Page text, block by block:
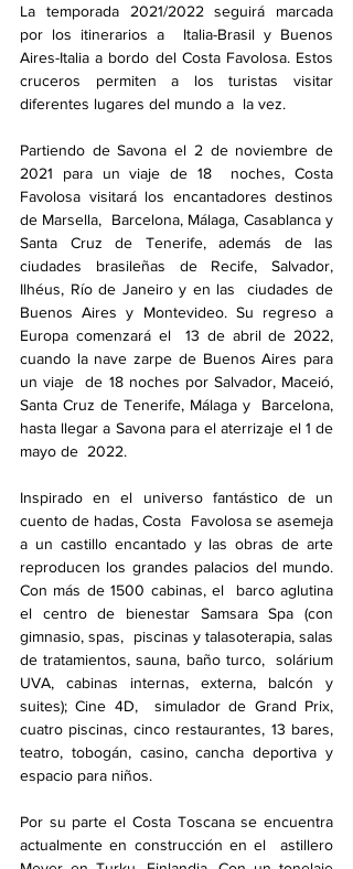
La temporada 2021/2022 seguirá marcada
por los itinerarios a  Italia-Brasil y Buenos
Aires-Italia a bordo del Costa Favolosa. Estos
cruceros permiten a los turistas visitar
diferentes lugares del mundo a  la vez.
Partiendo de Savona el 2 de noviembre de
2021 para un viaje de 18  noches, Costa
Favolosa visitará los encantadores destinos
de Marsella,  Barcelona, Málaga, Casablanca y
Santa Cruz de Tenerife, además de las
ciudades brasileñas de Recife, Salvador,
Ilhéus, Río de Janeiro y en las  ciudades de
Buenos Aires y Montevideo. Su regreso a
Europa comenzará el  13 de abril de 2022,
cuando la nave zarpe de Buenos Aires para
un viaje  de 18 noches por Salvador, Maceió,
Santa Cruz de Tenerife, Málaga y  Barcelona,
hasta llegar a Savona para el aterrizaje el 1 de
mayo de  2022.
Inspirado en el universo fantástico de un
cuento de hadas, Costa  Favolosa se asemeja
a un castillo encantado y las obras de arte
reproducen los grandes palacios del mundo.
Con más de 1500 cabinas, el  barco aglutina
el centro de bienestar Samsara Spa (con
gimnasio, spas,  piscinas y talasoterapia, salas
de tratamientos, sauna, baño turco,  solárium
UVA, cabinas internas, externa, balcón y
suites); Cine 4D,  simulador de Grand Prix,
cuatro piscinas, cinco restaurantes, 13 bares,
teatro, tobogán, casino, cancha deportiva y
espacio para niños.
Por su parte el Costa Toscana se encuentra
actualmente en construcción en el  astillero